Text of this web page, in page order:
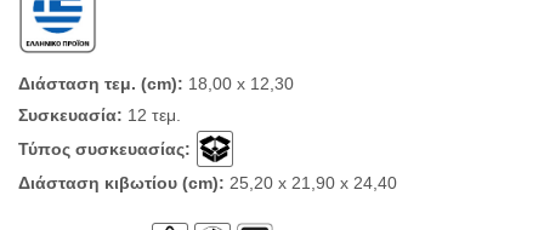
Διάσταση τεμ. (cm): 18,00 x 12,30
Συσκευασία: 12 τεμ.
Τύπος συσκευασίας:
Διάσταση κιβωτίου (cm): 25,20 x 21,90 x 24,40